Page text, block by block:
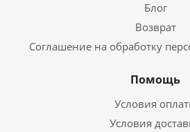
Блог
Возврат
Соглашение на обработку
Помощь
Условия
Условия